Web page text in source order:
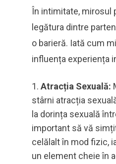
În intimitate, mirosul
legătura dintre
o barieră. Iată cum
influența experiența
Atracția Sexuală:
stârni atracția
la dorința sexuală
important să vă
celălalt în mod fizic,
un element cheie în